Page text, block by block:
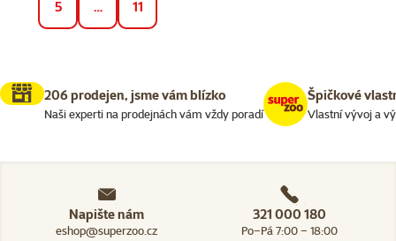
5 … 11
206 prodejen, jsme vám blízko
Naši experti na prodejnách vám vždy poradí
Špičkové
Vlastní vývoj a
Napište nám
eshop@superzoo.cz
321 000 180
Po–Pá 7:00 – 18:00